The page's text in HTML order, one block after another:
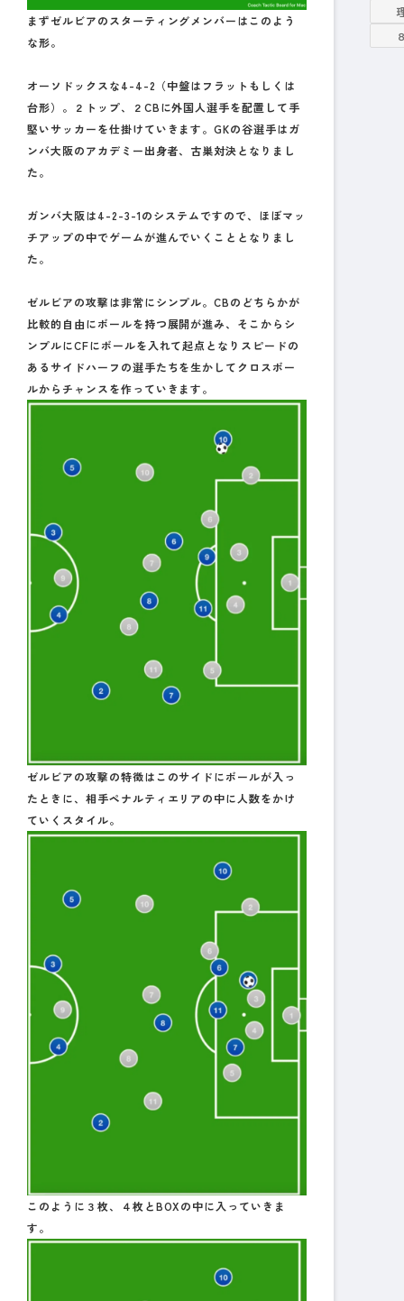
まずゼルビアのスターティングメンバーはこのよう
な形。
オーソドックスな4-4-2（中盤はフラットもしくは
台形）。２トップ、２CBに外国人選手を配置して手
堅いサッカーを仕掛けていきます。GKの谷選手はガ
ンバ大阪のアカデミー出身者、古巣対決となりまし
た。
ガンバ大阪は4-2-3-1のシステムですので、ほぼマッ
チアップの中でゲームが進んでいくこととなりまし
た。
ゼルビアの攻撃は非常にシンプル。CBのどちらかが
比較的自由にボールを持つ展開が進み、そこからシ
ンプルにCFにボールを入れて起点となりスピードの
あるサイドハーフの選手たちを生かしてクロスボー
ルからチャンスを作っていきます。
ゼルビアの攻撃の特徴はこのサイドにボールが入っ
たときに、相手ペナルティエリアの中に人数をかけ
ていくスタイル。
このように３枚、４枚とBOXの中に入っていきま
す。